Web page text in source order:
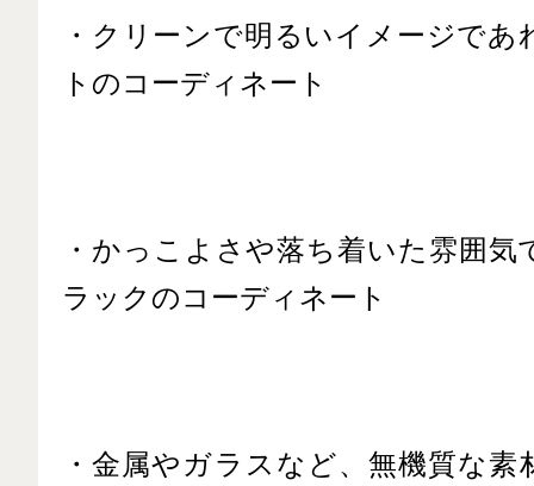
・クリーンで明るいイメージであ
トのコーディネート
・かっこよさや落ち着いた雰囲気
ラックのコーディネート
・金属やガラスなど、無機質な素